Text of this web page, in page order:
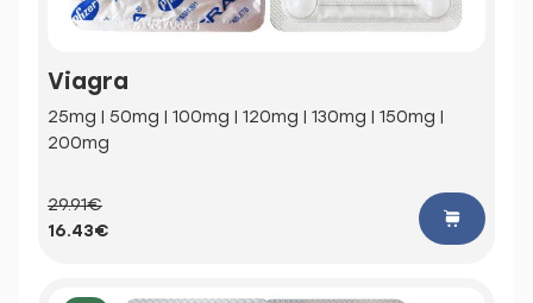
Viagra
25mg | 50mg | 100mg | 120mg | 130mg | 150mg |
200mg
29.91€
16.43€